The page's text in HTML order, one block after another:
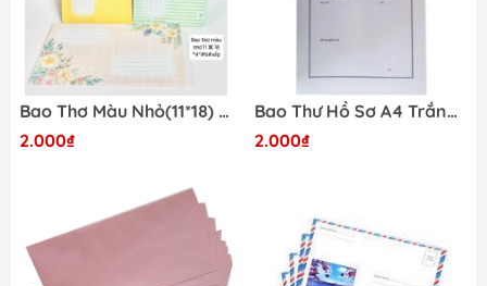
Bao Thơ Màu Nhỏ(11*18) *4*
2.000₫
Bao Thư Hồ Sơ A4 Trắng - xấp 100 cái
2.000₫